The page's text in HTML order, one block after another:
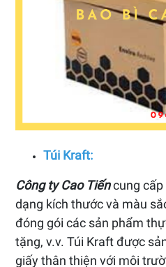
Túi Kraft:
Công ty Cao Tiếncung cấp
dạng kích thước và màu
đóng gói các sản phẩm
tặng, v.v. Túi Kraft được
giấy thân thiện với môi